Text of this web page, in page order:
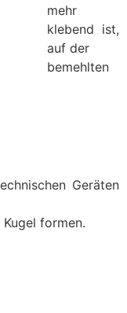
mehr
klebend ist,
auf der
bemehlten
Geräten
formen.